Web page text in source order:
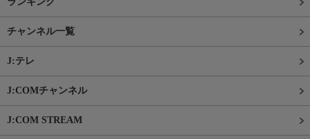
チャンネル一覧
J:テレ
J:COMチャンネル
J:COM STREAM